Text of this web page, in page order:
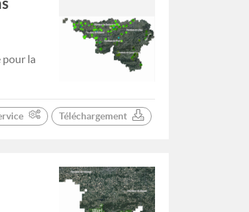
pour la
Téléchargement